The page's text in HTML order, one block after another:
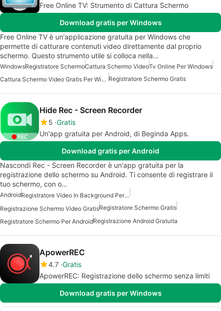
Free Online TV: Strumento di Cattura Schermo
Download gratis per Windows
Free Online TV è un'applicazione gratuita per Windows che
permette di catturare contenuti video direttamente dal proprio
schermo. Questo strumento utile si colloca nella…
WindowsRegistratore SchermoCattura Schermo VideoTv Online Per Windows
Cattura Schermo Video Gratis Per Windows Registratore Schermo Gratis
Hide Rec - Screen Recorder
5 Gratis
Un'app gratuita per Android, di Beginda Apps.
Download gratis per Android
Nascondi Rec - Screen Recorder è un'app gratuita per la
registrazione dello schermo su Android. Ti consente di registrare il
tuo schermo, con o…
Android
Registratore Video In Background Per Android
Registrazione Schermo Video GratisRegistratore Schermo Gratis
Registratore Schermo Per AndroidRegistrazione Android Gratuita
ApowerREC
4.7 Gratis
ApowerREC: Registrazione dello schermo senza limiti
Download gratis per Windows